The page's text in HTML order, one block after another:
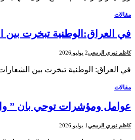
مقالات
في العراق:الوطنية تبخرت
كاظم نوري الربيعي2 يوليو,2026
في العراق: الوطنية تبخرت بين
مقالات
عوامل ومؤشرات توحي بان ”
كاظم نوري الربيعي 1 يوليو,2026